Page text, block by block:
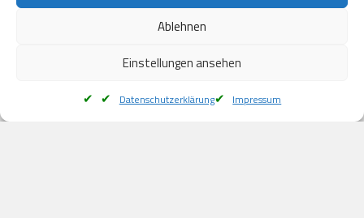
Ablehnen
Einstellungen ansehen
Datenschutzerklärung Impressum